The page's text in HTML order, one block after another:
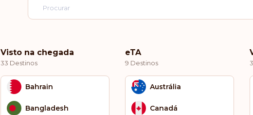
Visto na chegada
33 Destinos
Bahrain
Bangladesh
eTA
9 Destinos
Austrália
Canadá